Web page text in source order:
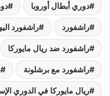
دوري أبطال أوروبا
راشفورد راشفورد
راشفورد ضد ريال مايوركا
راشفورد مع برشلونة
ريال مايوركا في الدوري